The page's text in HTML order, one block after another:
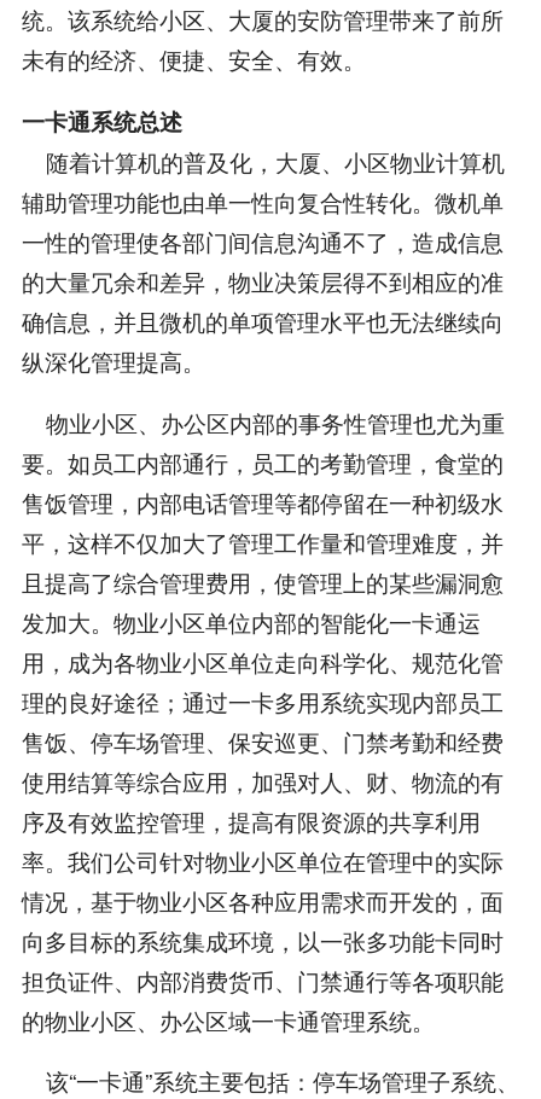
统。该系统给小区、大厦的安防管理带来了前所
未有的经济、便捷、安全、有效。
一卡通系统总述
随着计算机的普及化，大厦、小区物业计算机
辅助管理功能也由单一性向复合性转化。微机单
一性的管理使各部门间信息沟通不了，造成信息
的大量冗余和差异，物业决策层得不到相应的准
确信息，并且微机的单项管理水平也无法继续向
纵深化管理提高。
物业小区、办公区内部的事务性管理也尤为重
要。如员工内部通行，员工的考勤管理，食堂的
售饭管理，内部电话管理等都停留在一种初级水
平，这样不仅加大了管理工作量和管理难度，并
且提高了综合管理费用，使管理上的某些漏洞愈
发加大。物业小区单位内部的智能化一卡通运
用，成为各物业小区单位走向科学化、规范化管
理的良好途径；通过一卡多用系统实现内部员工
售饭、停车场管理、保安巡更、门禁考勤和经费
使用结算等综合应用，加强对人、财、物流的有
序及有效监控管理，提高有限资源的共享利用
率。我们公司针对物业小区单位在管理中的实际
情况，基于物业小区各种应用需求而开发的，面
向多目标的系统集成环境，以一张多功能卡同时
担负证件、内部消费货币、门禁通行等各项职能
的物业小区、办公区域一卡通管理系统。
该“一卡通”系统主要包括：停车场管理子系统、